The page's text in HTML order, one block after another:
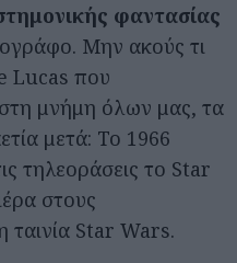
φαντασίας
Μην ακούς τι
Lucas που
μνήμη όλων μας, τα
μετά: Το 1966
τηλεοράσεις το Star
στους
Star Wars.